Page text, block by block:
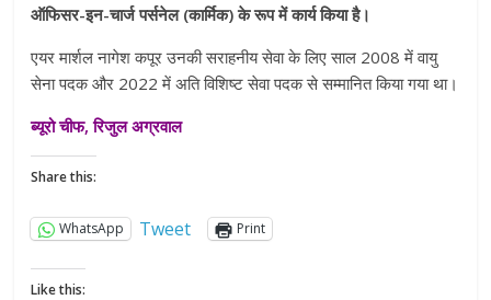
ऑफिसर-इन-चार्ज पर्सनेल (कार्मिक) के रूप में कार्य किया है।
एयर मार्शल नागेश कपूर उनकी सराहनीय सेवा के लिए साल 2008 में वायु
सेना पदक और 2022 में अति विशिष्ट सेवा पदक से सम्मानित किया गया था।
ब्यूरो चीफ, रिजुल अग्रवाल
Share this:
WhatsApp Tweet Print
Like this: